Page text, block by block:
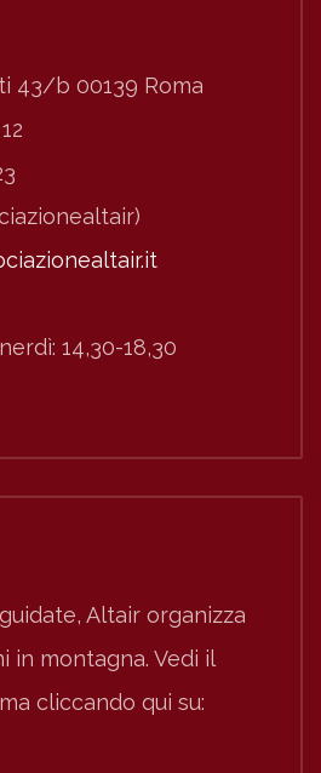
43/b 00139 Roma
14,30-18,30
Altair organizza
in montagna. Vedi il
cliccando qui su: